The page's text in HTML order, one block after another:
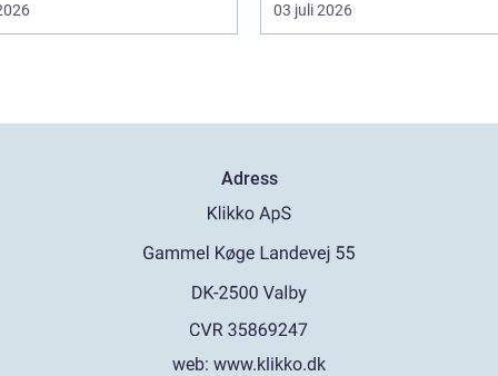
03 juli 2026
Adress
web: www.klikko.dk